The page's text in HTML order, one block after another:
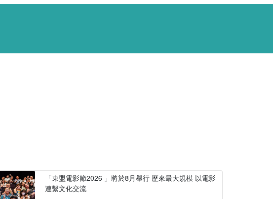
「東盟電影節2026 」將於8月舉行 歷來最大規模 以電影
連繫文化交流